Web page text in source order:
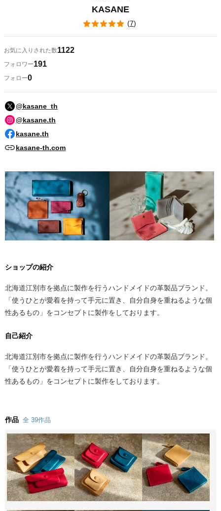
KASANE
(7)
お気に入りされた数1122
フォロワー191
フォロー0
@kasane_th
@kasane.th
kasane.th
kasane-th.com
ショップの紹介
北海道江別市を拠点に製作を行うハンドメイドの革製品ブランド。
「使うひとが愛着を持って手元に置き、自分自身を重ねるような個
性あるもの」をコンセプトに製作をしております。
自己紹介
北海道江別市を拠点に製作を行うハンドメイドの革製品ブランド。
「使うひとが愛着を持って手元に置き、自分自身を重ねるような個
性あるもの」をコンセプトに製作をしております。
作品 全 39作品